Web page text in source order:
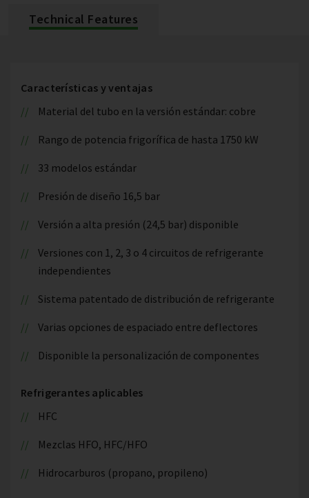
Technical Features
Características y ventajas
Material del tubo en la versión estándar: cobre
Rango de potencia frigorífica de hasta 1750 kW
33 modelos estándar
Presión de diseño 16,5 bar
Versión a alta presión (24,5 bar) disponible
Versiones con 1, 2, 3 o 4 circuitos de refrigerante
independientes
Sistema patentado de distribución de refrigerante
Varias opciones de espaciado entre deflectores
Disponible la personalización de componentes
Refrigerantes aplicables
HFC
Mezclas HFO, HFC/HFO
Hidrocarburos (propano, propileno)